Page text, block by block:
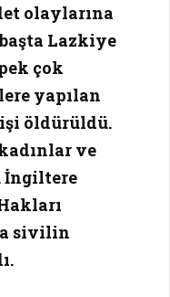
olaylarına
Lazkiye
çok
yapılan
öldürüldü.
ve
İngiltere
sivilin